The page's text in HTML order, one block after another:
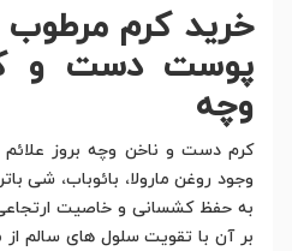
خرید کرم
پوست دست و
وچه
کرم دست و ناخن وچه بروز علائم
وجود روغن مارولا، بائوباب، شی
به حفظ کشسانی و خاصیت
بر آن با تقویت سلول های سالم از